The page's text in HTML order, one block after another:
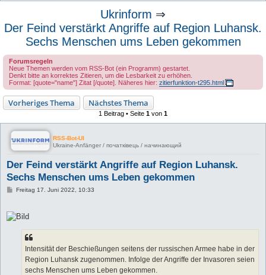
Ukrinform ⇒
Der Feind verstärkt Angriffe auf Region Luhansk.
Sechs Menschen ums Leben gekommen
Forumsregeln
Neue Themen werden vom RSS-Bot (ein Programm) gestartet.
Denkt bitte an korrektes Zitieren, um die Lesbarkeit zu erhöhen.
Format: [quote="name"] Zitat [/quote]. Näheres hier: zitierfunktion-t295.html
Vorheriges Thema Nächstes Thema
1 Beitrag • Seite 1 von 1
RSS-Bot-UI
Ukraine-Anfänger / початківець / начинающий
Der Feind verstärkt Angriffe auf Region Luhansk.
Sechs Menschen ums Leben gekommen
B
t
r
Freitag 17. Juni 2022, 10:33
Intensität der Beschießungen seitens der russischen Armee habe in der
Region Luhansk zugenommen. Infolge der Angriffe der Invasoren seien
sechs Menschen ums Leben gekommen.